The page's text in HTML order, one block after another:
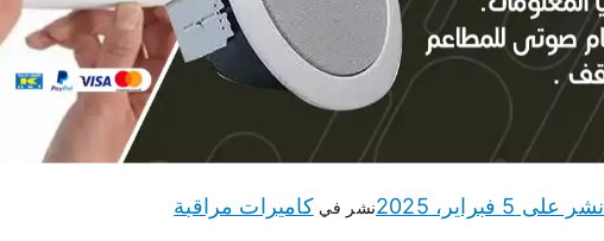
نشر على 5 فبراير، 2025 نشر في كاميرات مراقبة